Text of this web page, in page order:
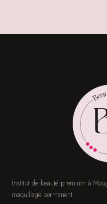
Institut de beauté premium à
maquillage permanent.